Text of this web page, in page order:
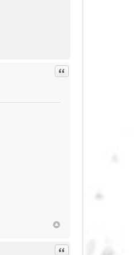
Citation
Citation